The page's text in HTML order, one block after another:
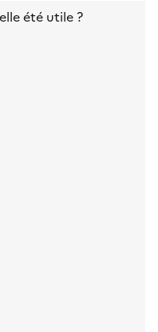
été utile ?